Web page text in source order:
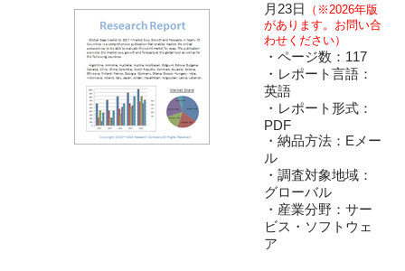
月23日
（※2026年版
があります。お問い合
わせください）
・ページ数：117
・レポート言語：
英語
・レポート形式：
PDF
・納品方法：Eメー
ル
・調査対象地域：
グローバル
・産業分野：サー
ビス・ソフトウェ
ア